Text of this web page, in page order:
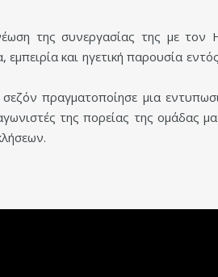
της συνεργασίας της με τον
και ηγετική παρουσία
πραγματοποίησε μια
της πορείας της ομάδας